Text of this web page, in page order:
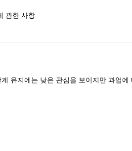
관한 사항
유지에는 낮은 관심을 보이지만 과업